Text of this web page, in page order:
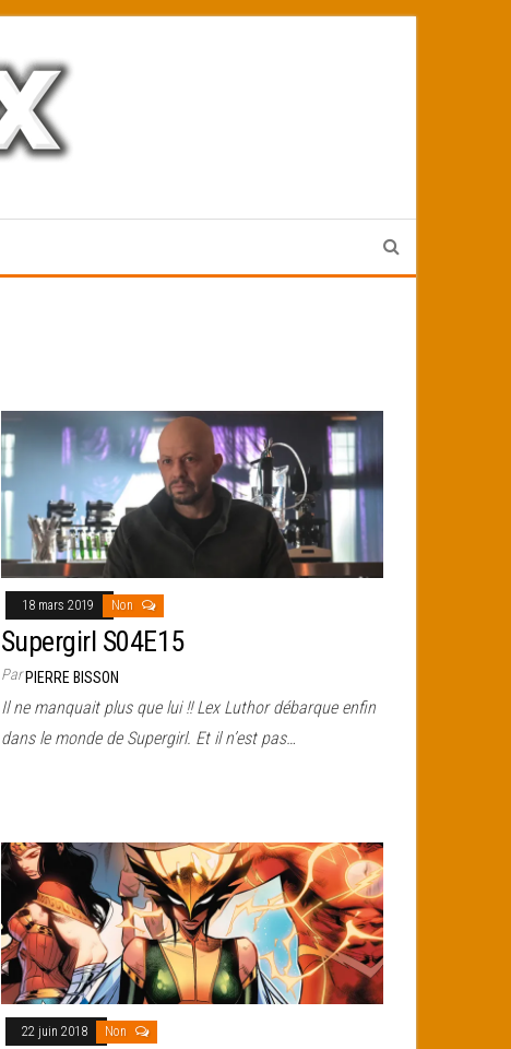
18 mars 2019 Non
Supergirl S04E15
ParPIERRE BISSON
Il ne manquait plus que lui !! Lex Luthor débarque enfin
dans le monde de Supergirl. Et il n’est pas…
22 juin 2018 Non